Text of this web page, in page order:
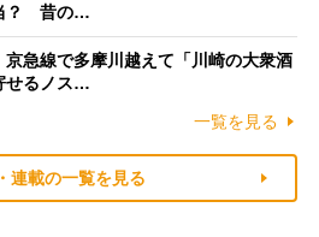
？ 昔の…
京急線で多摩川越えて「川崎の大衆酒
せるノス…
一覧を見る
連載の一覧を見る